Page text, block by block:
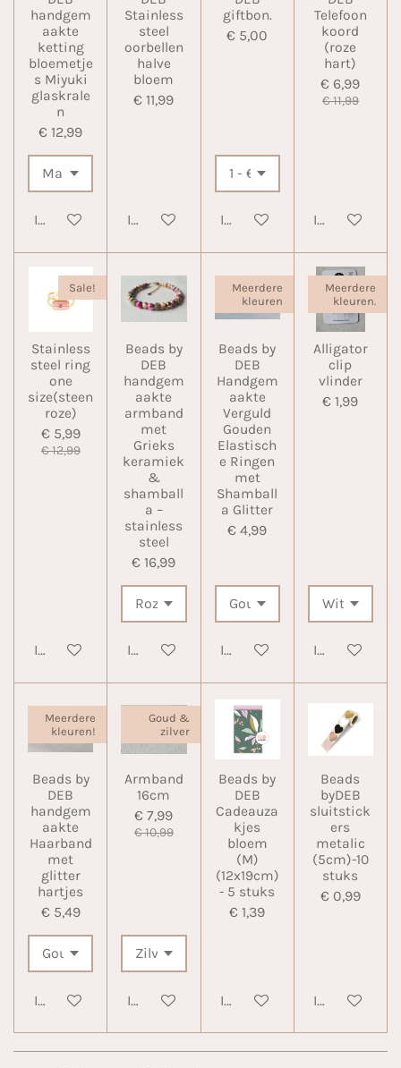
handgem
aakte
ketting
bloemetje
s Miyuki
glaskrale
n
€ 12,99
In winkelwagen
Stainless
steel
oorbellen
halve
bloem
€ 11,99
In winkelwagen
giftbon.
€ 5,00
In winkelwagen
Telefoon
koord
(roze
hart)
€ 6,99
€ 11,99
In
Sale!
Stainless
steel ring
one
size(steen
roze)
€ 5,99
€ 12,99
In winkelwagen
Beads by
DEB
handgem
aakte
armband
met
Grieks
keramiek
&
shamball
a –
stainless
steel
€ 16,99
In winkelwagen
Meerdere
kleuren
Beads by
DEB
Handgem
aakte
Verguld
Gouden
Elastisch
e Ringen
met
Shamball
a Glitter
€ 4,99
In winkelwagen
Meerdere
kleuren.
Alligator
clip
vlinder
€ 1,99
In
Meerdere
kleuren!
Beads by
DEB
handgem
aakte
Haarband
met
glitter
hartjes
€ 5,49
In winkelwagen
Goud &
zilver
Armband
16cm
€ 7,99
€ 10,99
In winkelwagen
Beads by
DEB
Cadeauza
kjes
bloem
(M)
(12x19cm)
- 5 stuks
€ 1,39
In winkelwagen
Beads
byDEB
sluitstick
ers
metalic
(5cm)-10
stuks
€ 0,99
In